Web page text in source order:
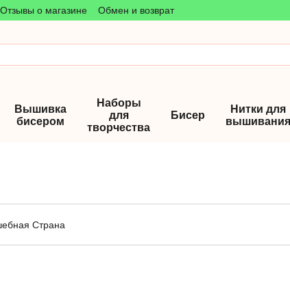
Отзывы о магазине
Обмен и возврат
Вышивка
бисером
Наборы
для
творчества
Бисер
Нитки для
вышивания